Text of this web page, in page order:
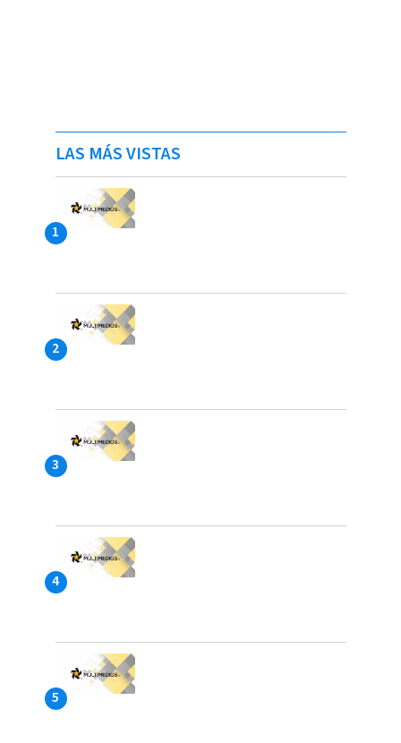
LAS MÁS VISTAS